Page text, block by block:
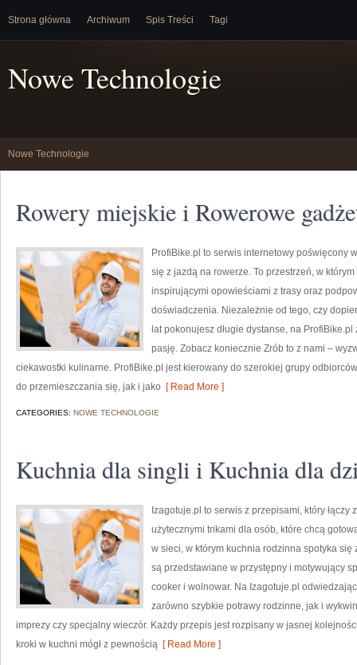
Strona główna Archiwum Spis Treści Tagi
Nowe Technologie
Nowe Technologie
Rowery miejskie i Rowerowe
ProfiBike.pl to serwis internetowy poświęcony
się z jazdą na rowerze. To przestrzeń, w
inspirującymi opowieściami z trasy oraz
doświadczenia. Niezależnie od tego, czy
lat pokonujesz długie dystanse, na
pasję. Zobacz koniecznie Zrób to z nami –
ciekawostki kulinarne. ProfiBike.pl jest kierowany do szerokiej grupy
do przemieszczania się, jak i jako [ Read More ]
CATEGORIES: NOWE TECHNOLOGIE
Kuchnia dla singli i Kuchnia dla
Izagotuje.pl to serwis z przepisami, który
użytecznymi trikami dla osób, które chcą
w sieci, w którym kuchnia rodzinna spotyka
są przedstawiane w przystępny i motywujący
cooker i wolnowar. Na Izagotuje.pl
zarówno szybkie potrawy rodzinne, jak i
imprezy czy specjalny wieczór. Każdy przepis jest rozpisany w jasnej
kroki w kuchni mógł z pewnością [ Read More ]